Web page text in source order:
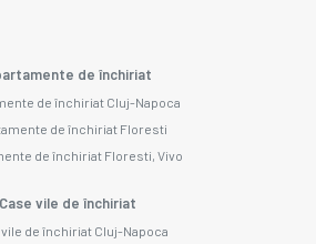
de închiriat
de închiriat Cluj-Napoca
de închiriat Floresti
de închiriat Floresti, Vivo
Case vile de închiriat
vile de închiriat Cluj-Napoca